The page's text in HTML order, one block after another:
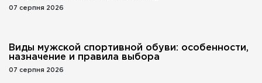
07 серпня 2026
Виды мужской спортивной обуви: особенности,
назначение и правила выбора
07 серпня 2026